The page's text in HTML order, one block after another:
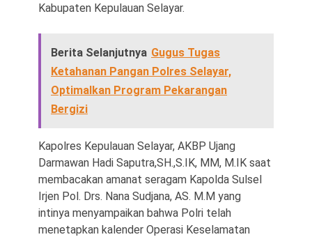
Kabupaten Kepulauan Selayar.
Berita Selanjutnya Gugus Tugas
Ketahanan Pangan Polres Selayar,
Optimalkan Program Pekarangan
Bergizi
Kapolres Kepulauan Selayar, AKBP Ujang
Darmawan Hadi Saputra,SH.,S.IK, MM, M.IK saat
membacakan amanat seragam Kapolda Sulsel
Irjen Pol. Drs. Nana Sudjana, AS. M.M yang
intinya menyampaikan bahwa Polri telah
menetapkan kalender Operasi Keselamatan